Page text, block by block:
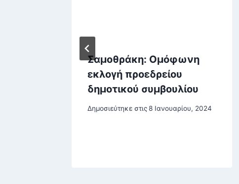
Σαμοθράκη: Ομόφωνη
εκλογή προεδρείου
δημοτικού συμβουλίου
Δημοσιεύτηκε στις8 Ιανουαρίου, 2024